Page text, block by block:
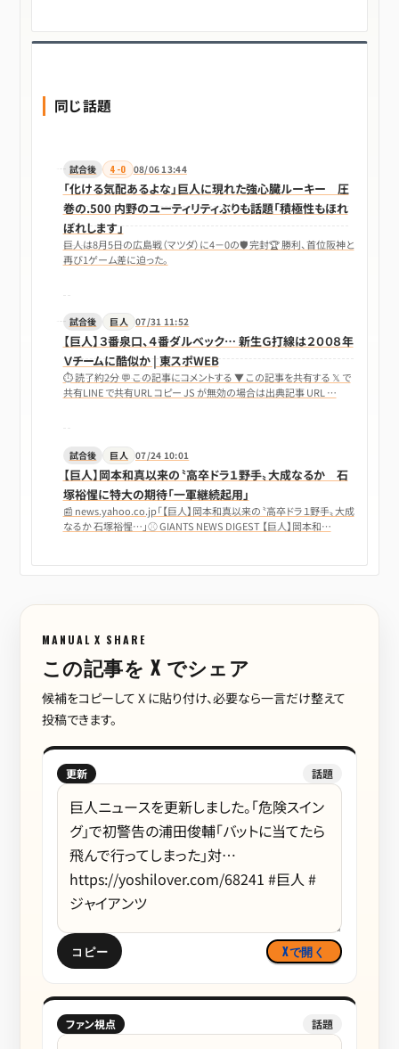
同じ話題
試合後 4-0 08/06 13:44
「化ける気配あるよな」巨人に現れた強心臓ルーキー 圧
巻の.500 内野のユーティリティぶりも話題「積極性もほれ
ぼれします」
巨人は8月5日の広島戦（マツダ）に4－0の🛡 完封🏆 勝利、首位阪神と
再び1ゲーム差に迫った。
試合後 巨人 07/31 11:52
【巨人】３番泉口、４番ダルベック… 新生Ｇ打線は２００８年
Ｖチームに酷似か | 東スポWEB
⏱ 読了約2分 💬 この記事にコメントする ▼ この記事を共有する 𝕏 で
共有LINE で共有URL コピー JS が無効の場合は出典記事 URL …
試合後 巨人 07/24 10:01
【巨人】岡本和真以来の〝高卒ドラ１野手〟大成なるか 石
塚裕惺に特大の期待「一軍継続起用」
📰 news.yahoo.co.jp「【巨人】岡本和真以来の〝高卒ドラ１野手〟大成
なるか 石塚裕惺…」⚾ GIANTS NEWS DIGEST 【巨人】岡本和…
MANUAL X SHARE
この記事を X でシェア
候補をコピーして X に貼り付け、必要なら一言だけ整えて
投稿できます。
更新 話題
コピー Xで開く
ファン視点 話題